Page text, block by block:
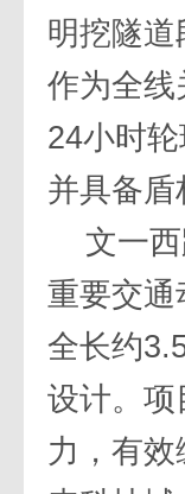
明挖隧
作为全线
24小时
并具备盾
文一
重要交通
全长约
设计。项
力，有